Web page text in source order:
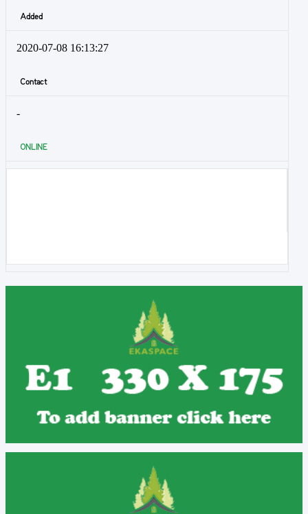
Added
2020-07-08 16:13:27
Contact
-
ONLINE